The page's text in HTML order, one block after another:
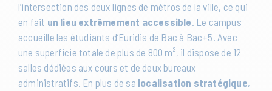
l’intersection des deux lignes de métros de la ville, ce qui
en fait un lieu extrêmement accessible. Le campus
accueille les étudiants d’Euridis de Bac à Bac+5. Avec
une superficie totale de plus de 800 m², il dispose de 12
salles dédiées aux cours et de deux bureaux
administratifs. En plus de sa localisation stratégique,